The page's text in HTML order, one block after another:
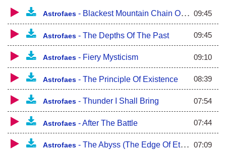
Astrofaes - Blackest Mountain Chain Of Cursed Time 09:45
Astrofaes - The Depths Of The Past 09:45
Astrofaes - Fiery Mysticism 09:10
Astrofaes - The Principle Of Existence 08:39
Astrofaes - Thunder I Shall Bring 07:54
Astrofaes -After The Battle 07:44
Astrofaes - The Abyss (The Edge Of Eternity) 07:09